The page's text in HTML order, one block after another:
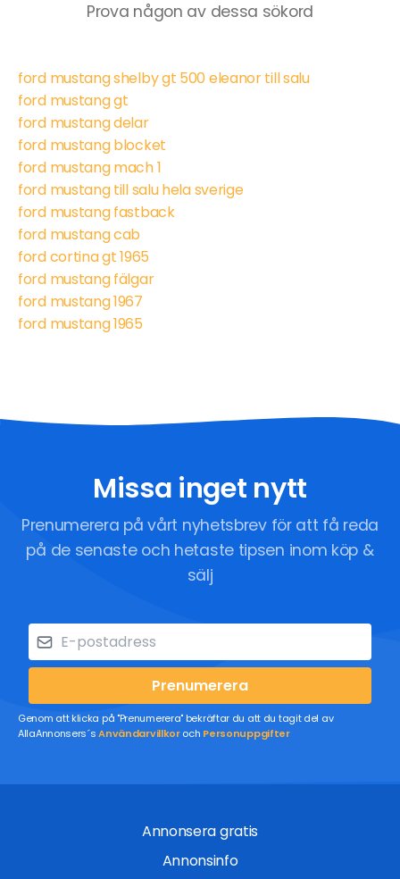
Prova någon av dessa sökord
ford mustang shelby gt 500 eleanor till salu
ford mustang gt
ford mustang delar
ford mustang blocket
ford mustang mach 1
ford mustang till salu hela sverige
ford mustang fastback
ford mustang cab
ford cortina gt 1965
ford mustang fälgar
ford mustang 1967
ford mustang 1965
Missa inget nytt
Prenumerera på vårt nyhetsbrev för att få reda
på de senaste och hetaste tipsen inom köp &
sälj
Prenumerera
Genom att klicka på "Prenumerera" bekräftar du att du tagit del av
AllaAnnonsers´sAnvändarvillkoroch Personuppgifter
Annonsera gratis
Annonsinfo